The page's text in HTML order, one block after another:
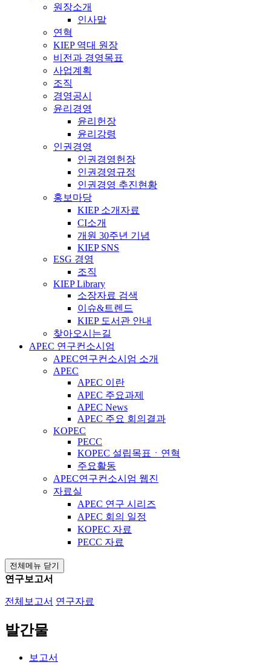
원장소개
인사말
연혁
KIEP 역대 원장
비전과 경영목표
사업계획
조직
경영공시
윤리경영
윤리헌장
윤리강령
인권경영
인권경영헌장
인권경영규정
인권경영 추진현황
홍보마당
KIEP 소개자료
CI소개
개원 30주년 기념
KIEP SNS
ESG 경영
조직
KIEP Library
소장자료 검색
이슈&트렌드
KIEP 도서관 안내
찾아오시는길
APEC 연구컨소시엄
APEC연구컨소시엄 소개
APEC
APEC 이란
APEC 주요과제
APEC News
APEC 주요 회의결과
KOPEC
PECC
KOPEC 설립목표ㆍ연혁
주요활동
APEC연구컨소시엄 웹진
자료실
APEC 연구 시리즈
APEC 회의 일정
KOPEC 자료
PECC 자료
전체메뉴 닫기
연구보고서
전체보고서 연구자료
발간물
보고서